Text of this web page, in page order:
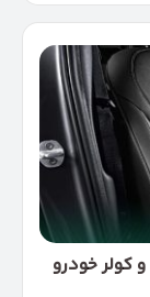
کولر خودرو